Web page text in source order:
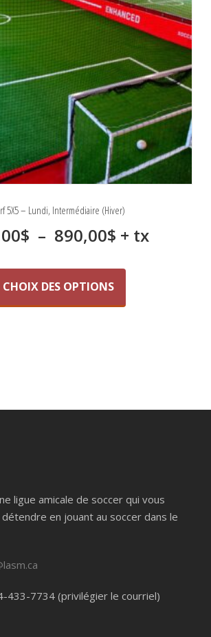
sur
la
page
du
produit
5X5 – Lundi, Intermédiaire (Hiver)
$ – 890,00$Plage
+ tx
CHOIX DES OPTIONS
produit
ligue amicale de soccer qui vous
en jouant au soccer dans le
433-7734 (privilégier le courriel)